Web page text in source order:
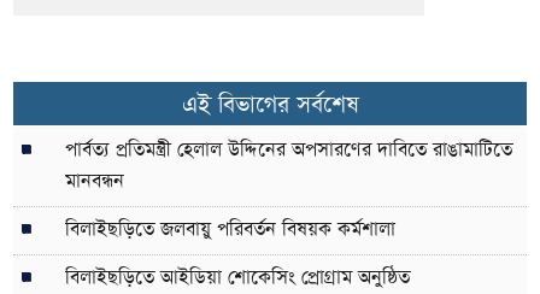
এই বিভাগের সর্বশেষ
পার্বত্য প্রতিমন্ত্রী হেলাল উদ্দিনের অপসারণের দাবিতে রাঙামাটিতে
মানবন্ধন
বিলাইছড়িতে জলবায়ু পরিবর্তন বিষয়ক কর্মশালা
বিলাইছড়িতে আইডিয়া শোকেসিং প্রোগ্রাম অনুষ্ঠিত